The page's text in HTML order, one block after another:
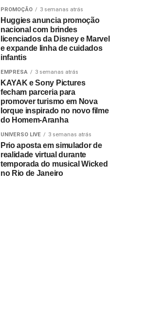
PROMOÇÃO 3 semanas atrás
Huggies anuncia promoção
nacional com brindes
licenciados da Disney e Marvel
e expande linha de cuidados
infantis
EMPRESA 3 semanas atrás
KAYAK e Sony Pictures
fecham parceria para
promover turismo em Nova
Iorque inspirado no novo filme
do Homem-Aranha
UNIVERSO LIVE 3 semanas atrás
Prio aposta em simulador de
realidade virtual durante
temporada do musical Wicked
no Rio de Janeiro